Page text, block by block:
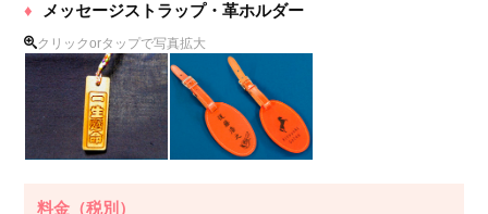
メッセージストラップ・革ホルダー
クリックorタップで写真拡大
料金（税別）